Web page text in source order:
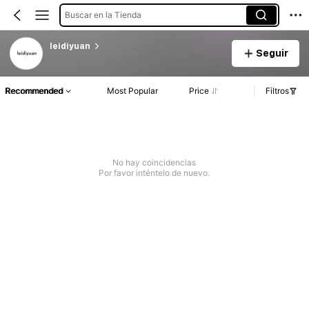
Buscar en la Tienda
leidiyuan
Seguir
Recommended Most Popular Price Filtros
No hay coincidencias
Por favor inténtelo de nuevo.